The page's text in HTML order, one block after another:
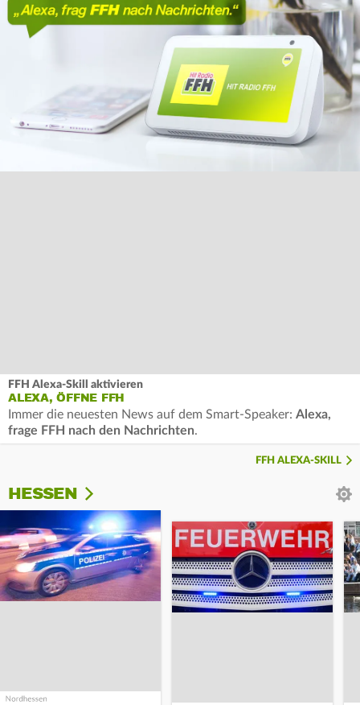
FFH Alexa-Skill aktivieren
ALEXA, ÖFFNE FFH
Immer die neuesten News auf dem Smart-Speaker: Alexa,
frage FFH nach den Nachrichten.
FFH ALEXA-SKILL
HESSEN